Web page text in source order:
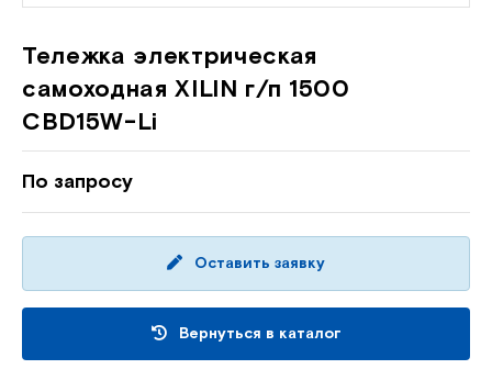
Тележка электрическая
самоходная XILIN г/п 1500
CBD15W-Li
По запросу
Оставить заявку
Вернуться в каталог